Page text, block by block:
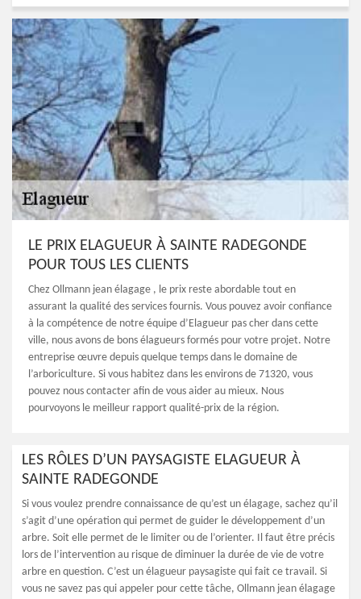
LE PRIX ELAGUEUR À SAINTE RADEGONDE
POUR TOUS LES CLIENTS
Chez Ollmann jean élagage , le prix reste abordable tout en
assurant la qualité des services fournis. Vous pouvez avoir confiance
à la compétence de notre équipe d’Elagueur pas cher dans cette
ville, nous avons de bons élagueurs formés pour votre projet. Notre
entreprise œuvre depuis quelque temps dans le domaine de
l’arboriculture. Si vous habitez dans les environs de 71320, vous
pouvez nous contacter afin de vous aider au mieux. Nous
pourvoyons le meilleur rapport qualité-prix de la région.
LES RÔLES D’UN PAYSAGISTE ELAGUEUR À
SAINTE RADEGONDE
Si vous voulez prendre connaissance de qu’est un élagage, sachez qu’il
s’agit d’une opération qui permet de guider le développement d’un
arbre. Soit elle permet de le limiter ou de l’orienter. Il faut être précis
lors de l’intervention au risque de diminuer la durée de vie de votre
arbre en question. C’est un élagueur paysagiste qui fait ce travail. Si
vous ne savez pas qui appeler pour cette tâche, Ollmann jean élagage